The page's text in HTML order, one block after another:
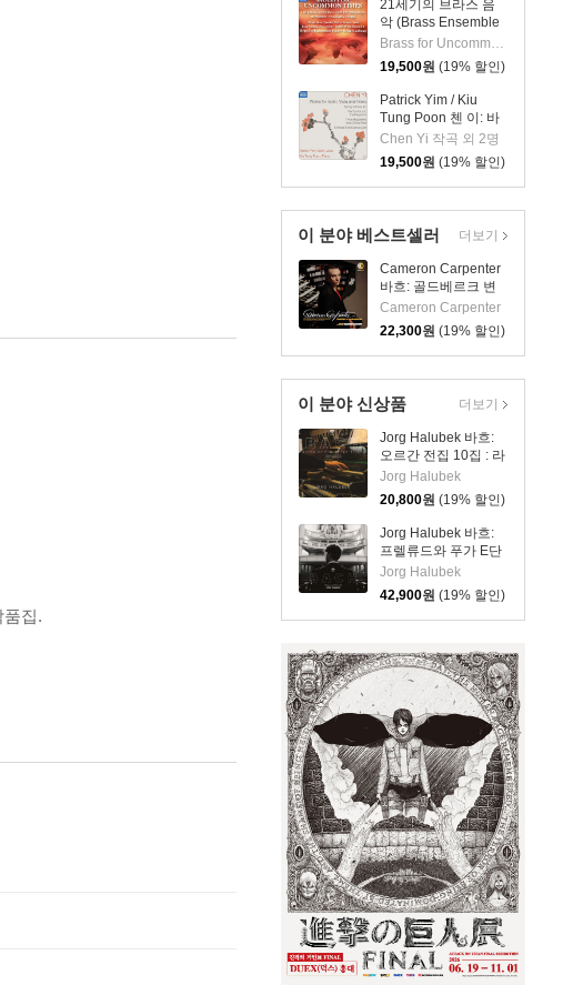
21세기의 브라스 음
악 (Brass Ensemble
Music - 21st Century)Brass for Uncommon Times 실내악
19,500원 (19% 할인)
Patrick Yim / Kiu
Tung Poon 첸 이: 바
이올린, 비올라, 피아
노 작품집 (Chen Yi:
Works For Violin,
Viola And Piano)
Chen Yi 작곡 외 2명
19,500원 (19% 할인)
이 분야 베스트셀러
Cameron Carpenter
바흐: 골드베르크 변
주곡 [오르간 연주]
(Bach: Goldberg
Variations BWV988)
Cameron Carpenter
22,300원 (19% 할인)
더보기
이 분야 신상품
Jorg Halubek 바흐:
오르간 전집 10집 : 라
이프치히와 레겐스부
르크 (Bach: Works
for Organ Vol.10 -
Leipzig &
Regensburg)
Jorg Halubek
20,800원 (19% 할인)
Jorg Halubek 바흐:
프렐류드와 푸가 E단
조 BWV 548 (Bach:
Organ Landscapes)
[LP]
Jorg Halubek
42,900원 (19% 할인)
더보기
집.